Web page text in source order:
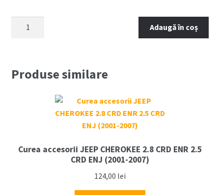
Cherokee
ENJ
Adaugă în coș
Produse similare
Curea accesorii JEEP CHEROKEE 2.8 CRD ENR 2.5
CRD ENJ (2001-2007)
124,00 lei